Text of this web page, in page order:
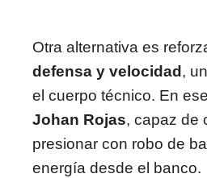
Otra alternativa es
defensa y velocidad ,
el cuerpo técnico. En
Johan Rojas, capaz de
presionar con robo de
energía desde el banco.